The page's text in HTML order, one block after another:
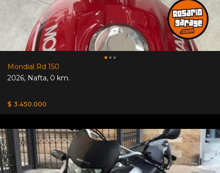
Mondial Rd 150
2026, Nafta, 0 km.
$ 3.450.000